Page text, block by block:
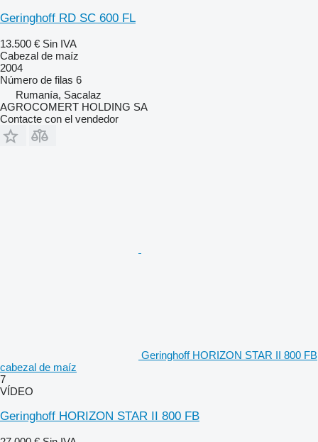
Geringhoff RD SC 600 FL
13.500 € Sin IVA
Cabezal de maíz
2004
Número de filas 6
Rumanía, Sacalaz
AGROCOMERT HOLDING SA
Contacte con el vendedor
Geringhoff HORIZON STAR II 800 FB
cabezal de maíz
7
VÍDEO
Geringhoff HORIZON STAR II 800 FB